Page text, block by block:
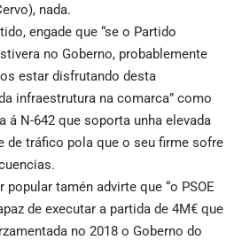
nada.
engade que “se o Partido
no Goberno, probablemente
estar disfrutando desta
infraestrutura na comarca” como
á N-642 que soporta unha elevada
de tráfico pola que o seu firme sofre
popular tamén advirte que “o PSOE
de executar a partida de 4M€ que
no 2018 o Goberno do